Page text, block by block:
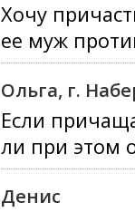
Хочу
ее муж
Ольга, г.
Если
ли при этом
Денис